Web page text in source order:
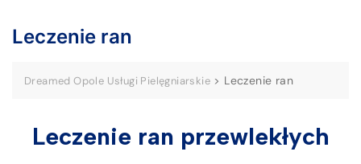
Leczenie ran
Dreamed Opole Usługi Pielęgniarskie > Leczenie ran
Leczenie ran przewlekłych